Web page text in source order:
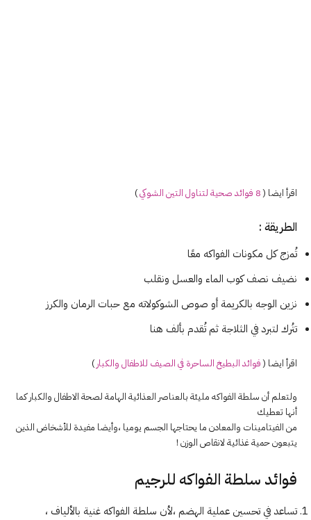
اقرأ ايضا (8 فوائد صحية لتناول التين الشوكي )
الطريقة :
تُمزج كل مكونات الفواكه معًا
نضيف نصف كوب الماء والعسل ونقلب
نزين الوجه بالكريمة أو صوص الشوكولاته مع حبات الرمان والكرز
تتُرك لتبرد في الثلاجة ثم تُقدم بألف هنا
اقرأ ايضا (فوائد البطيخ الساحرة في الصيف للاطفال والكبار )
ولتعلم أن سلطة الفواكه مليئة بالعناصر العذائية الهامة لصحة الاطفال والكبار كما
أنها تعطيك
من الفيتامينات والمعادن ما يحتاجها الجسم يوميا ،وأيضا مفيدة للأشخاض الذين
يتبعون حمية غذائية لانقاص الوزن !
فوائد سلطة الفواكه للرجيم
تساعد في تحسين عملية الهضم ،لأن سلطة الفواكه غنية بالألياف ،